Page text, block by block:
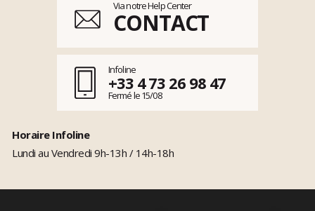
Via notre Help Center
CONTACT
Infoline
+33 4 73 26 98 47
Fermé le 15/08
Horaire Infoline
Lundi au Vendredi 9h-13h / 14h-18h